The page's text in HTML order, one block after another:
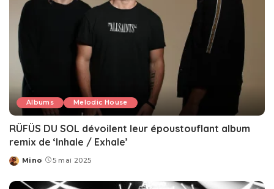
Albums Melodic House
RÜFÜS DU SOL dévoilent leur époustouflant album
remix de ‘Inhale / Exhale’
Posted
Mino 5 mai 2025